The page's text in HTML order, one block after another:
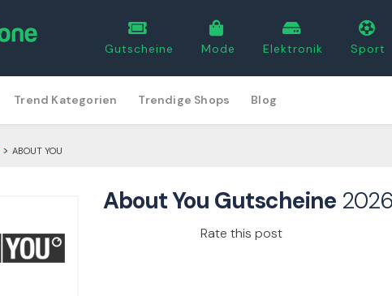
Gutscheine Mode Elektronik Sport
Trend Kategorien Trendige Shops Blog
> ABOUT YOU
About You Gutscheine 2026
Rate this post